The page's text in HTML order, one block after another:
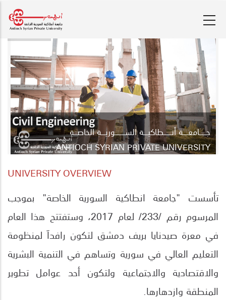
main
content
جـــــــامعـــــة أنــــــــطاكيــــة الســــــــــوريــــة الخاصـــة
ANTIOCH SYRIAN PRIVATE UNIVERSITY
UNIVERSITY OVERVIEW
تأسست "جامعة انطاكية السورية الخاصة" بموجب
المرسوم رقم /233/ لعام 2017، وستفتتح هذا العام
في معرة صيدنايا بريف دمشق لتكون رافداَ لمنظومة
التعليم العالي في سورية وتساهم في التنمية البشرية
والاقتصادية والاجتماعية ولتكون أحد عوامل تطوير
المنطقة وازدهارها.